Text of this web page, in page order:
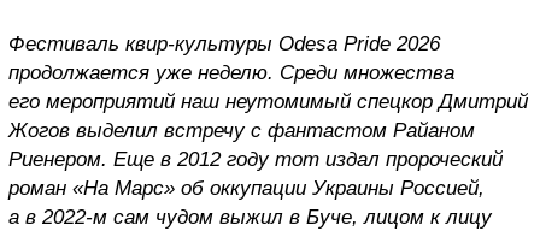
Фестиваль квир-культуры Odesa Pride 2026
продолжается уже неделю. Среди множества
его мероприятий наш неутомимый спецкор Дмитрий
Жогов выделил встречу с фантастом Райаном
Риенером. Еще в 2012 году тот издал пророческий
роман «На Марс» об оккупации Украины Россией,
а в 2022-м сам чудом выжил в Буче, лицом к лицу